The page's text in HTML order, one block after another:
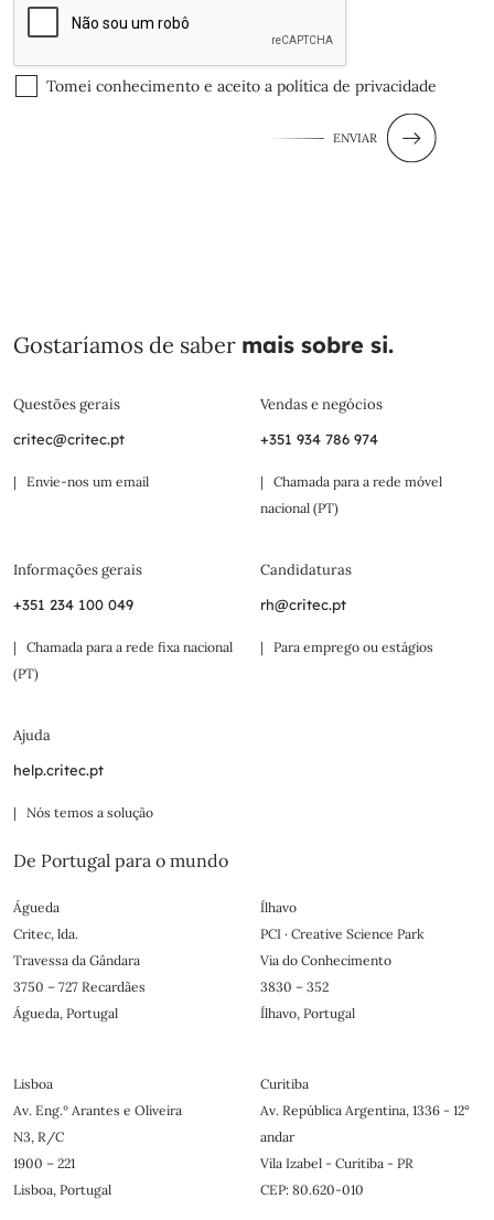
Tomei conhecimento e aceito a política de privacidade
ENVIAR
Gostaríamos de saber mais sobre si.
Questões gerais
critec@critec.pt
| Envie-nos um email
Vendas e negócios
+351 934 786 974
| Chamada para a rede móvel
nacional (PT)
Informações gerais
+351 234 100 049
| Chamada para a rede fixa nacional
(PT)
Candidaturas
rh@critec.pt
| Para emprego ou estágios
Ajuda
help.critec.pt
| Nós temos a solução
De Portugal para o mundo
Águeda
Critec, lda.
Travessa da Gândara
3750 – 727 Recardães
Águeda, Portugal
Ílhavo
PCI · Creative Science Park
Via do Conhecimento
3830 – 352
Ílhavo, Portugal
Lisboa
Av. Eng.º Arantes e Oliveira
N3, R/C
1900 – 221
Lisboa, Portugal
Curitiba
Av. República Argentina, 1336 - 12°
andar
Vila Izabel - Curitiba - PR
CEP: 80.620-010